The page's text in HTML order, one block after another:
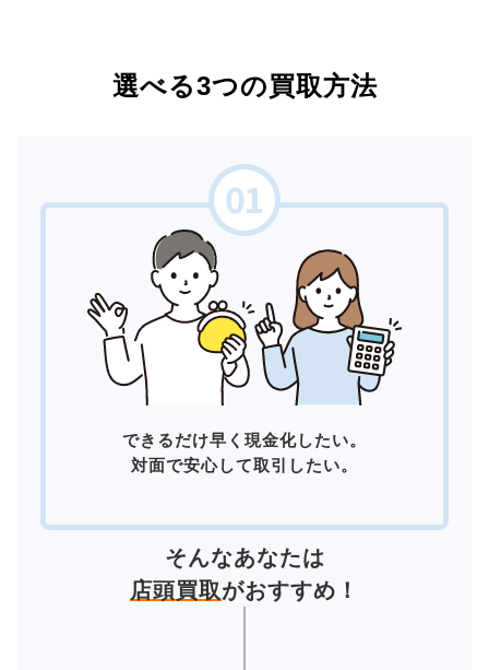
選べる3つの買取方法
できるだけ早く現金化したい。
対面で安心して取引したい。
そんなあなたは
店頭買取がおすすめ！